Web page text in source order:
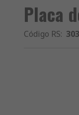
Placa
Código RS: